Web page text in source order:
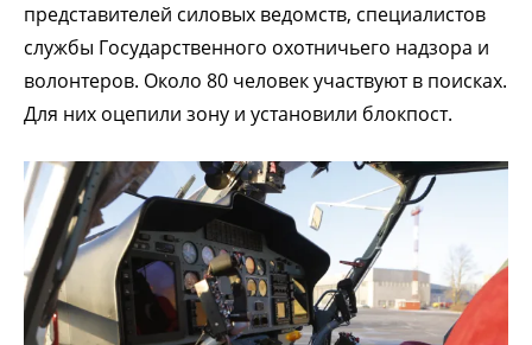
представителей силовых ведомств, специалистов
службы Государственного охотничьего надзора и
волонтеров. Около 80 человек участвуют в поисках.
Для них оцепили зону и установили блокпост.